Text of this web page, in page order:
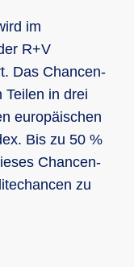
im
R+V
Das Chancen-
Teilen in drei
europäischen
Bis zu 50 %
Chancen-
zu